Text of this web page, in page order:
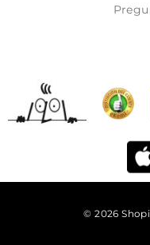
© 2026